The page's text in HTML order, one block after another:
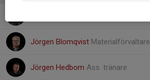
Jörgen Blomqvist Materialförvaltare
Jörgen Hedbom Ass. tränare